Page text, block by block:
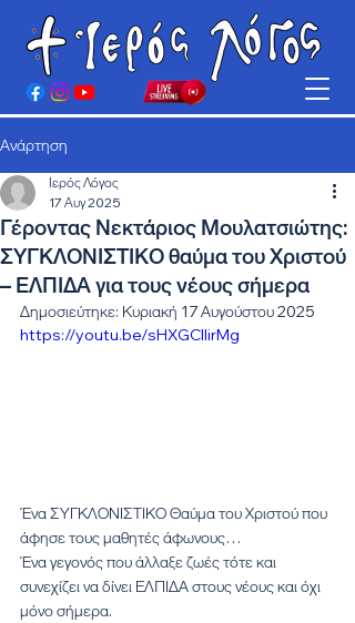
Ανάρτηση
Γέροντας Νεκτάριος Μουλατσιώτης:
ΣΥΓΚΛΟΝΙΣΤΙΚΟ θαύμα του Χριστού
– ΕΛΠΙΔΑ για τους νέους σήμερα
Ιερός Λόγος
17 Αυγ 2025
Δημοσιεύτηκε: Κυριακή 17 Αυγούστου 2025
https://youtu.be/sHXGCllirMg
Ένα ΣΥΓΚΛΟΝΙΣΤΙΚΟ Θαύμα του Χριστού που
άφησε τους μαθητές άφωνους…
Ένα γεγονός που άλλαξε ζωές τότε και
συνεχίζει να δίνει ΕΛΠΙΔΑ στους νέους και όχι
μόνο σήμερα.